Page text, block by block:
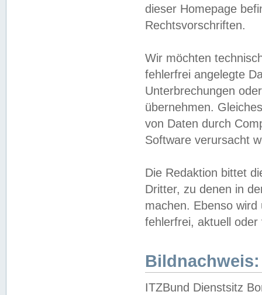
dieser Homepage
Rechtsvorschriften.
Wir möchten
fehlerfrei angelegte
Unterbrechungen
übernehmen.
von Daten durch
Software verursacht
Die Redaktion bittet
Dritter, zu denen in
machen. Ebenso
fehlerfrei, aktuell oder
Bildnachweis:
ITZBund Dienstsitz